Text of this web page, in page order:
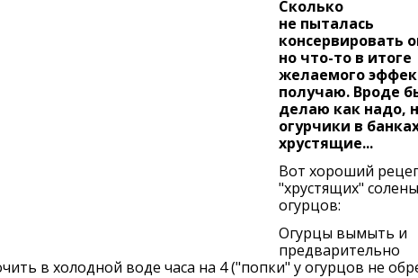
Сколько
не пыталась
консервировать
но что-то в итоге
желаемого
получаю. Вроде
делаю как надо,
огурчики в
хрустящие...
Вот хороший
"хрустящих"
огурцов:
Огурцы вымыть и
предварительно
в холодной воде часа на 4 ("попки" у огурцов не